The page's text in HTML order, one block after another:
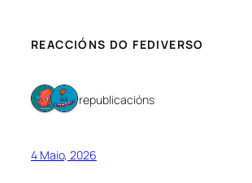
REACCIÓNS DO FEDIVERSO
2 republicacións
4 Maio, 2026